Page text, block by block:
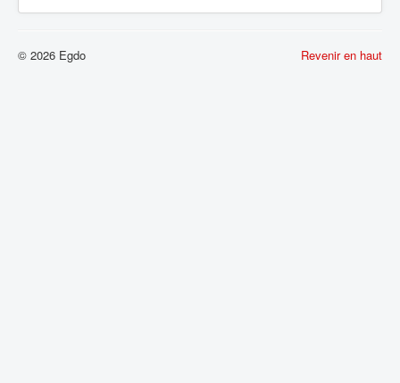
Revenir en haut
© 2026 Egdo